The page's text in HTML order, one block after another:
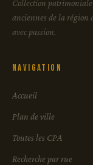
Collection patrimoniale
anciennes de la région
avec passion.
Navigation
Accueil
Plan de ville
Toutes les CPA
Recherche par rue